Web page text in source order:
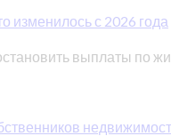
изменилось с 2026 года
выплаты по